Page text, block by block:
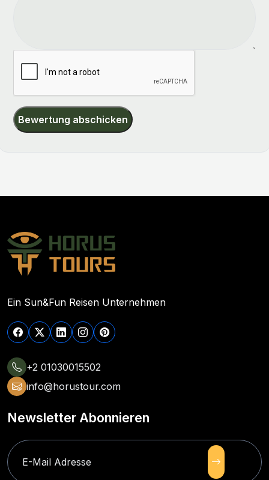
Bewertung abschicken
Ein Sun&Fun Reisen Unternehmen
+2 01030015502
info@horustour.com
Newsletter Abonnieren